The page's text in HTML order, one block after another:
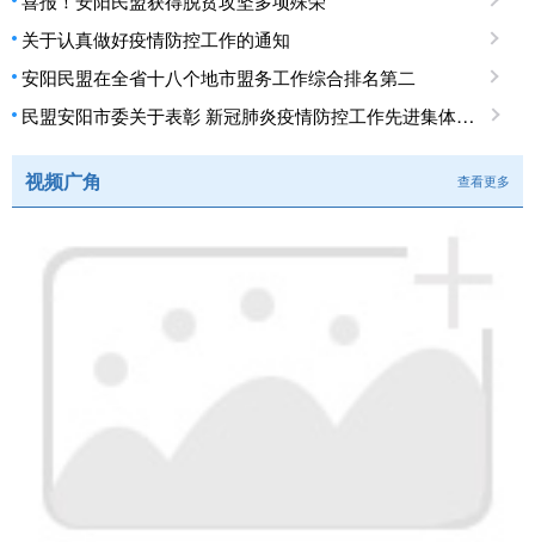
关于认真做好疫情防控工作的通知
安阳民盟在全省十八个地市盟务工作综合排名第二
民盟安阳市委关于表彰 新冠肺炎疫情防控工作先进集体、先进个人的决定
视频广角 查看更多